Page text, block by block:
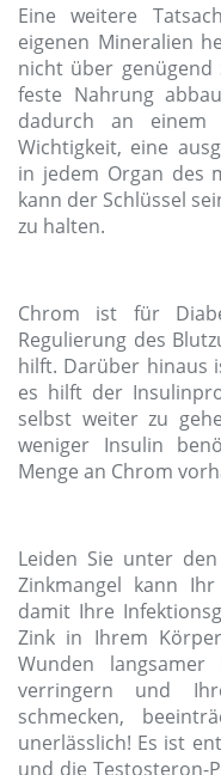
Eine weitere
eigenen Mineralien
nicht über genügend
feste Nahrung
dadurch an einem
Wichtigkeit, eine
in jedem Organ des
kann der Schlüssel
zu halten.
Chrom ist für
Regulierung des
hilft. Darüber hinaus
es hilft der
selbst weiter zu
weniger Insulin
Menge an Chrom
Leiden Sie unter
Zinkmangel kann
damit Ihre
Zink in Ihrem
Wunden
verringern und
schmecken,
unerlässlich! Es ist
und die Testosteron-